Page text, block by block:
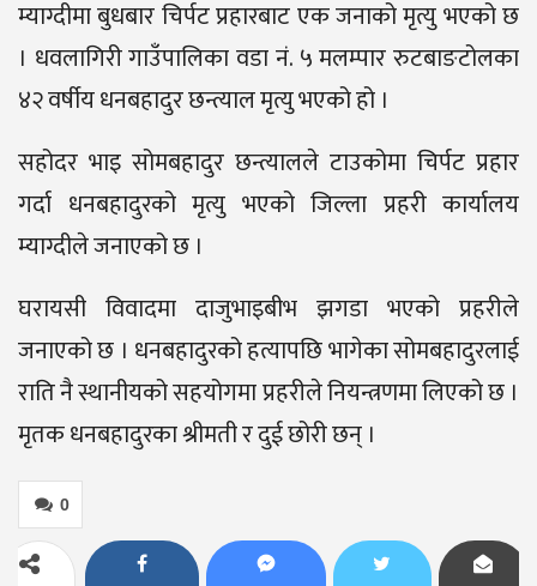
म्याग्दीमा बुधबार चिर्पट प्रहारबाट एक जनाको मृत्यु भएको छ
। धवलागिरी गाउँपालिका वडा नं. ५ मलम्पार रुटबाङटोलका
४२ वर्षीय धनबहादुर छन्त्याल मृत्यु भएको हो ।
सहोदर भाइ सोमबहादुर छन्त्यालले टाउकोमा चिर्पट प्रहार
गर्दा धनबहादुरको मृत्यु भएको जिल्ला प्रहरी कार्यालय
म्याग्दीले जनाएको छ ।
घरायसी विवादमा दाजुभाइबीभ झगडा भएको प्रहरीले
जनाएको छ । धनबहादुरको हत्यापछि भागेका सोमबहादुरलाई
राति नै स्थानीयको सहयोगमा प्रहरीले नियन्त्रणमा लिएको छ ।
मृतक धनबहादुरका श्रीमती र दुई छोरी छन् ।
0